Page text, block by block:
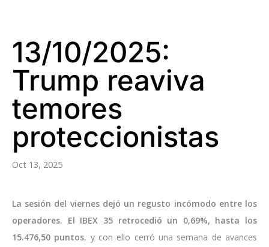
13/10/2025:
Trump reaviva
temores
proteccionistas
Oct 13, 2025
La sesión del viernes dejó un regusto incómodo entre los
operadores. El IBEX 35 retrocedió un 0,69%, hasta los
15.476,50 puntos, y con ello cerró una semana de avances